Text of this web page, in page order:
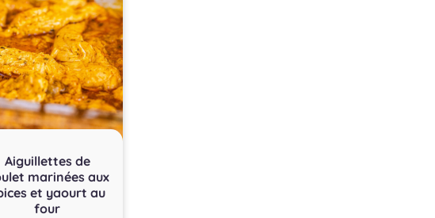
Aiguillettes de
marinées aux
et yaourt au
four